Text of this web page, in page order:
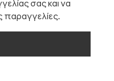
σας και να
παραγγελίες.